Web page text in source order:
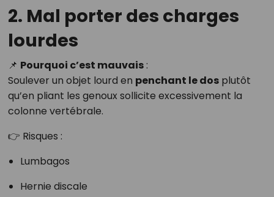
2. Mal porter des charges
lourdes
📌 Pourquoi c’est mauvais:
Soulever un objet lourd en penchant le dosplutôt
qu’en pliant les genoux sollicite excessivement la
colonne vertébrale.
👉 Risques :
Lumbagos
Hernie discale